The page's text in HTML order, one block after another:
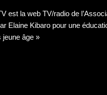
est la web TV/radio de
Elaine Kibaro pour une
jeune âge »